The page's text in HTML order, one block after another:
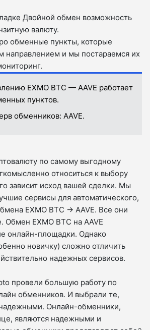
Двойной обмен возможность
валюту.
обменные пункты, которые
направлением и мы постараемся их
EXMO BTC — AAVE работает
пунктов.
обменников: AAVE.
по самому выгодному
относиться к выбору
зависит исход вашей сделки. Мы
сервисы для автоматического,
EXMO BTC → AAVE. Все они
Обмен EXMO BTC на AAVE
онлайн-площадки. Однако
новичку) сложно отличить
надежных сервисов.
провели большую работу по
обменников. И выбрали те,
Онлайн-обменники,
являются надежными и